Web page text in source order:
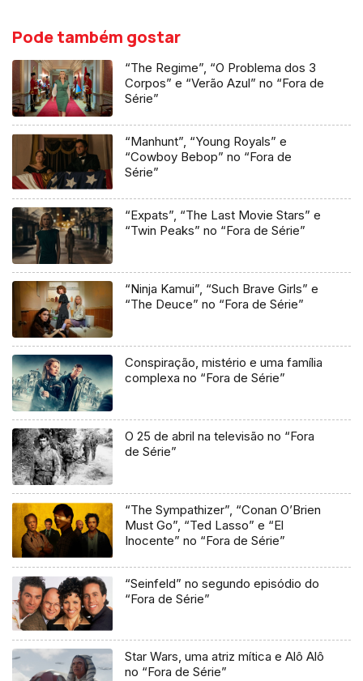
Pode também gostar
“The Regime”, “O Problema dos 3
Corpos” e “Verão Azul” no “Fora de
Série”
“Manhunt”, “Young Royals” e
“Cowboy Bebop” no “Fora de
Série”
“Expats”, “The Last Movie Stars” e
“Twin Peaks” no “Fora de Série”
“Ninja Kamui”, “Such Brave Girls” e
“The Deuce” no “Fora de Série”
Conspiração, mistério e uma família
complexa no “Fora de Série”
O 25 de abril na televisão no “Fora
de Série”
“The Sympathizer”, “Conan O’Brien
Must Go”, “Ted Lasso” e “El
Inocente” no “Fora de Série”
“Seinfeld” no segundo episódio do
“Fora de Série”
Star Wars, uma atriz mítica e Alô Alô
no “Fora de Série”